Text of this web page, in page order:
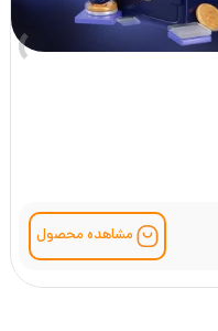
مشاهده محصول
›